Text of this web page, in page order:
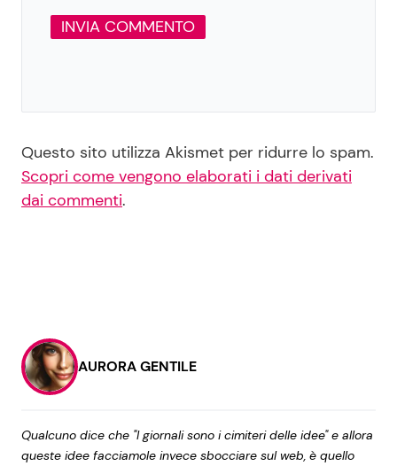
Questo sito utilizza Akismet per ridurre lo spam.
Scopri come vengono elaborati i dati derivati
dai commenti.
AURORA GENTILE
Qualcuno dice che "I giornali sono i cimiteri delle idee" e allora
queste idee facciamole invece sbocciare sul web, è quello